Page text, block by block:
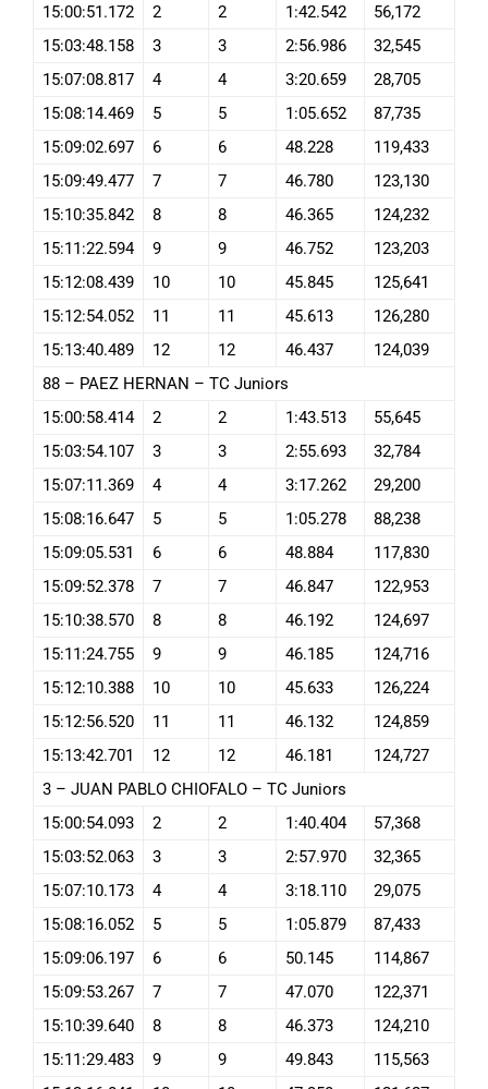
15:00:51.172
2 2 1:42.542
56,172
15:03:48.158
3 3 2:56.986
32,545
15:07:08.817
4 4 3:20.659
28,705
15:08:14.469
5 5 1:05.652
87,735
15:09:02.697
6 6 48.228
119,433
15:09:49.477
7 7 46.780
123,130
15:10:35.842
8 8 46.365
124,232
15:11:22.594
9 9 46.752
123,203
15:12:08.439
10 10 45.845
125,641
15:12:54.052
11 11 45.613
126,280
15:13:40.489
12 12 46.437
124,039
88 – PAEZ HERNAN – TC Juniors
15:00:58.414
2 2 1:43.513
55,645
15:03:54.107
3 3 2:55.693
32,784
15:07:11.369
4 4 3:17.262
29,200
15:08:16.647
5 5 1:05.278
88,238
15:09:05.531
6 6 48.884
117,830
15:09:52.378
7 7 46.847
122,953
15:10:38.570
8 8 46.192
124,697
15:11:24.755
9 9 46.185
124,716
15:12:10.388
10 10 45.633
126,224
15:12:56.520
11 11 46.132
124,859
15:13:42.701
12 12 46.181
124,727
3 – JUAN PABLO CHIOFALO – TC Juniors
15:00:54.093
2 2 1:40.404
57,368
15:03:52.063
3 3 2:57.970
32,365
15:07:10.173
4 4 3:18.110
29,075
15:08:16.052
5 5 1:05.879
87,433
15:09:06.197
6 6 50.145
114,867
15:09:53.267
7 7 47.070
122,371
15:10:39.640
8 8 46.373
124,210
15:11:29.483
9 9 49.843
115,563